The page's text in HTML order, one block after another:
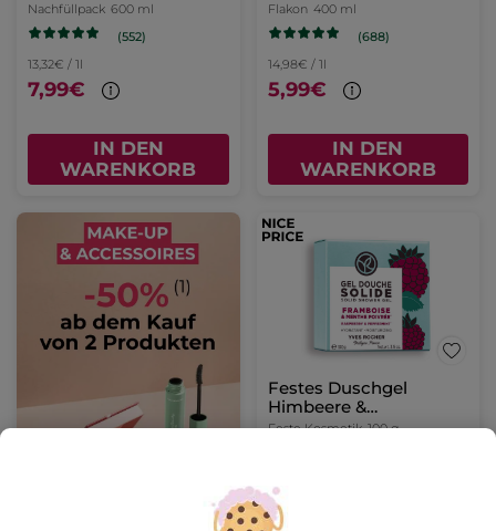
Nachfüllpack 600 ml
(552)
13,32€ / 1l
7,99€
IN DEN
WARENKORB
Flakon 400 ml
(688)
14,98€ / 1l
5,99€
IN DEN
WARENKORB
Festes Duschgel
Himbeere &
Pfefferminze
Feste Kosmetik 100 g
79,90€ / 1kg
7,99€